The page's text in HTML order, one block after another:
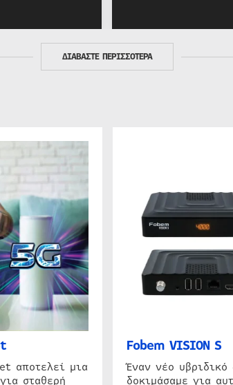
ΔΙΑΒΑΣΤΕ ΠΕΡΙΣΣΟΤΕΡΑ
αποτελεί μια
σταθερή
Fobem VISION S
Έναν νέο υβριδικό
δοκιμάσαμε για